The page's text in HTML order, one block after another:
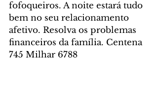
fofoqueiros. A noite estará tudo
bem no seu relacionamento
afetivo. Resolva os problemas
financeiros da família. Centena
745 Milhar 6788